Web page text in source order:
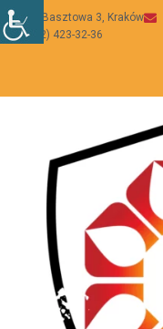
ul Basztowa 3, Kraków
(12) 423-32-36